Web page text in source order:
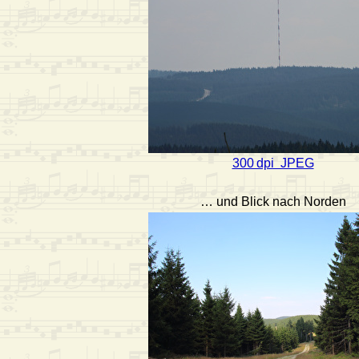
300 dpi JPEG
… und Blick nach Norden